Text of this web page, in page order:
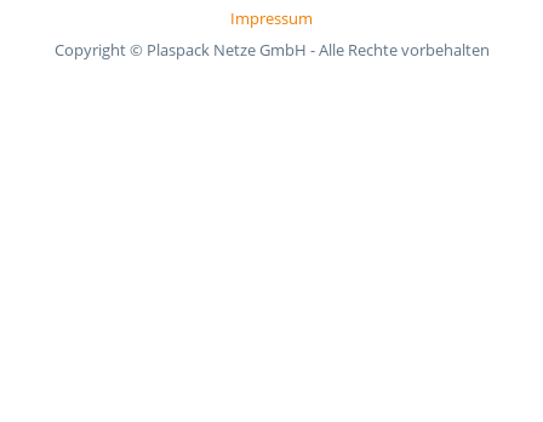
Impressum
Copyright © Plaspack Netze GmbH - Alle Rechte vorbehalten